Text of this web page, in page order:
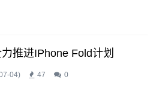
推进iPhone Fold计划
04) 47 0